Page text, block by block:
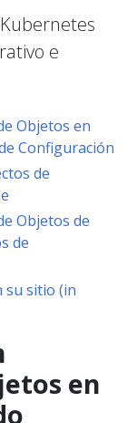
e
Objetos en
Configuración
de
Objetos de
de
su sitio (in
en